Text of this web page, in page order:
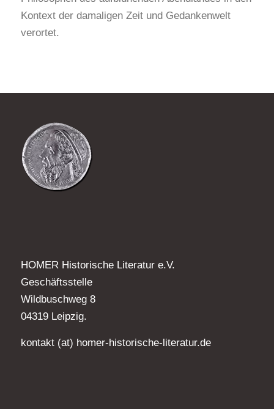
Kontext der damaligen Zeit und Gedankenwelt
verortet.
HOMER Historische Literatur e.V.
Geschäftsstelle
Wildbuschweg 8
04319 Leipzig.
kontakt (at) homer-historische-literatur.de